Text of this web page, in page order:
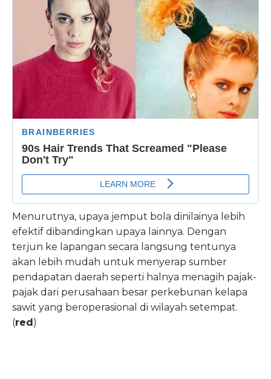
Menurutnya, upaya jemput bola dinilainya lebih
efektif dibandingkan upaya lainnya. Dengan
terjun ke lapangan secara langsung tentunya
akan lebih mudah untuk menyerap sumber
pendapatan daerah seperti halnya menagih pajak-
pajak dari perusahaan besar perkebunan kelapa
sawit yang beroperasional di wilayah setempat.
(red)